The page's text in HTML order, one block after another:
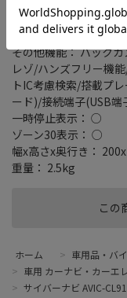
この
TVチューナー： フル
4x4地デジチューナー
その他機能： バック
レゾ/ハンズフリー機
トIC考慮検索/搭載プ
ード)/接続端子(USB端
一時停止表示： ○
ゾーン30表示： ○
幅x高さx奥行き：
重量： 2.5kg
ホーム > 車用品・バ
> 車用 カーナビ・カーエ
> サイバーナビ AVIC-